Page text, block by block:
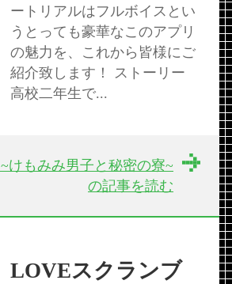
ートリアルはフルボイスとい
うとっても豪華なこのアプリ
の魅力を、これから皆様にご
紹介致します！ ストーリー
高校二年生で...
けもみみ男子と秘密の寮~
の記事を読む
LOVEスクランブ